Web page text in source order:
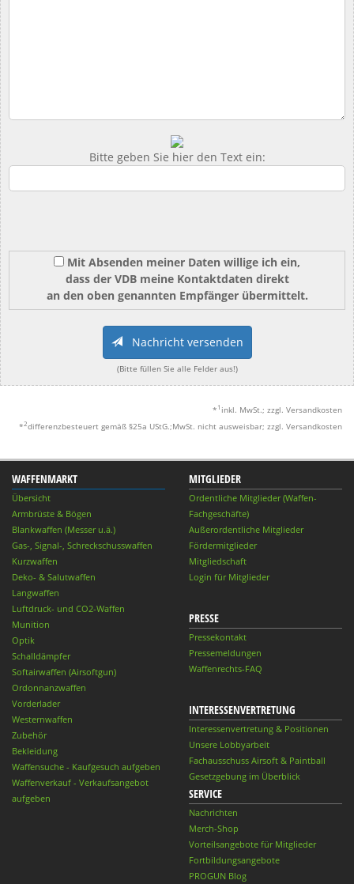
Bitte geben Sie hier den Text ein:
Mit Absenden meiner Daten willige ich ein,
dass der VDB meine Kontaktdaten direkt
an den oben genannten Empfänger übermittelt.
Nachricht versenden
(Bitte füllen Sie alle Felder aus!)
* 1 inkl. MwSt.; zzgl. Versandkosten
*2differenzbesteuert gemäß §25a UStG.;MwSt. nicht ausweisbar; zzgl. Versandkosten
WAFFENMARKT
Übersicht
Armbrüste & Bögen
Blankwaffen (Messer u.ä.)
Gas-, Signal-, Schreckschusswaffen
Kurzwaffen
Deko- & Salutwaffen
Langwaffen
Luftdruck- und CO2-Waffen
Munition
Optik
Schalldämpfer
Softairwaffen (Airsoftgun)
Ordonnanzwaffen
Vorderlader
Westernwaffen
Zubehör
Bekleidung
Waffensuche - Kaufgesuch aufgeben
Waffenverkauf - Verkaufsangebot
aufgeben
MITGLIEDER
Ordentliche Mitglieder (Waffen-
Fachgeschäfte)
Außerordentliche Mitglieder
Fördermitglieder
Mitgliedschaft
Login für Mitglieder
PRESSE
Pressekontakt
Pressemeldungen
Waffenrechts-FAQ
INTERESSENVERTRETUNG
Interessenvertretung & Positionen
Unsere Lobbyarbeit
Fachausschuss Airsoft & Paintball
Gesetzgebung im Überblick
SERVICE
Nachrichten
Merch-Shop
Vorteilsangebote für Mitglieder
Fortbildungsangebote
PROGUN Blog